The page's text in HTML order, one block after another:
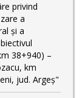
privind
a
și a
38+940) –
km
jud. Argeș"